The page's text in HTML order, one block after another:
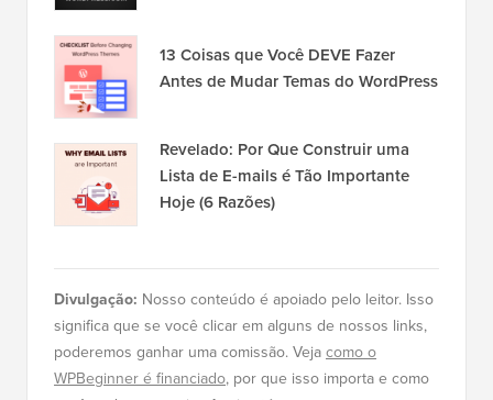
13 Coisas que Você DEVE Fazer
Antes de Mudar Temas do WordPress
Revelado: Por Que Construir uma
Lista de E-mails é Tão Importante
Hoje (6 Razões)
Divulgação: Nosso conteúdo é apoiado pelo leitor. Isso
significa que se você clicar em alguns de nossos links,
poderemos ganhar uma comissão. Vejacomo o
WPBeginner é financiado, por que isso importa e como